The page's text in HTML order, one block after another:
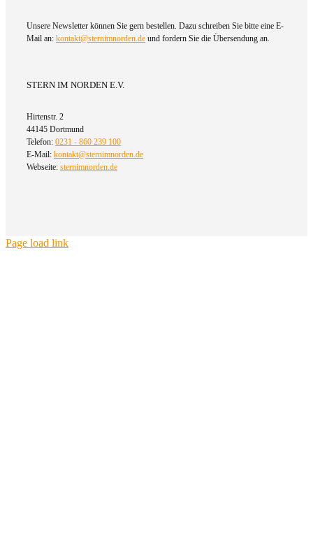
Unsere Newsletter können Sie gern bestellen. Dazu schreiben Sie bitte eine E-
Mail an: kontakt@sternimnorden.de und fordern Sie die Übersendung an.
STERN IM NORDEN E.V.
Hirtenstr. 2
44145 Dortmund
Telefon: 0231 - 860 239 100
E-Mail: kontakt@sternimnorden.de
Webseite: sternimnorden.de
Page load link